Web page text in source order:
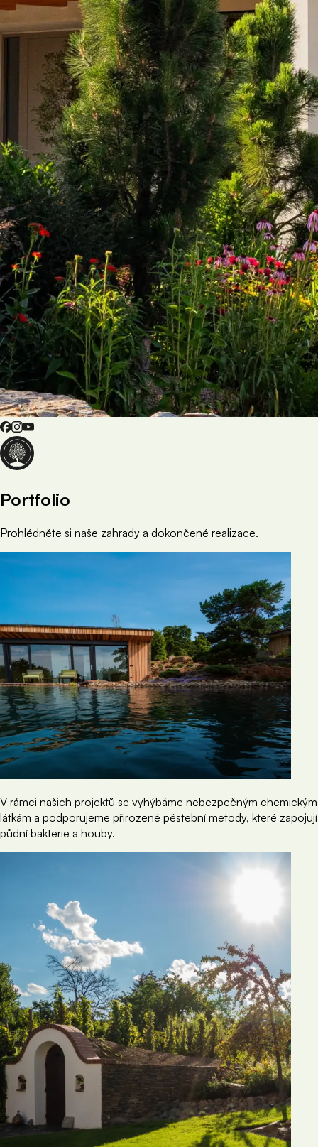
Portfolio
Prohlédněte si naše zahrady a dokončené realizace.
V rámci našich projektů se vyhýbáme nebezpečným chemickým
látkám a podporujeme přirozené pěstební metody, které zapojují
půdní bakterie a houby.